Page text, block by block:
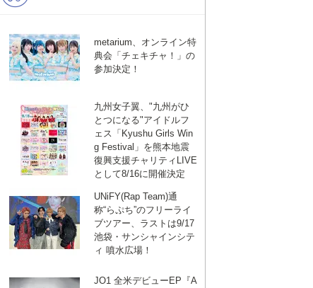
VTuber ジャニーズ
metarium、オンライン特
典会「チェキチャ！」の
参加決定！
九州女子翼、"九州がひ
とつになる"アイドルフ
ェス「Kyushu Girls Win
g Festival」を熊本地震
復興支援チャリティLIVE
として8/16に開催決定
UNiFY(Rap Team)通
称“らぷち”のフリーライ
ブツアー、ラストは9/17
池袋・サンシャインシテ
ィ 噴水広場！
JO1 全米デビューEP『A